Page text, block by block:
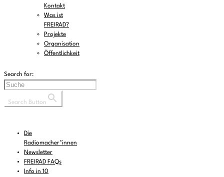
Kontakt
Was ist
FREIRAD?
Projekte
Organisation
Öffentlichkeit
Search for:
Search Button
Die
Radiomacher*innen
Newsletter
FREIRAD FAQs
Info in 10